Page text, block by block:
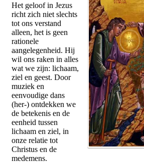
Het geloof in Jezus
richt zich niet slechts
tot ons verstand
alleen, het is geen
rationele
aangelegenheid. Hij
wil ons raken in alles
wat we zijn: lichaam,
ziel en geest. Door
muziek en
eenvoudige dans
(her-) ontdekken we
de betekenis en de
eenheid tussen
lichaam en ziel, in
onze relatie tot
Christus en de
medemens.